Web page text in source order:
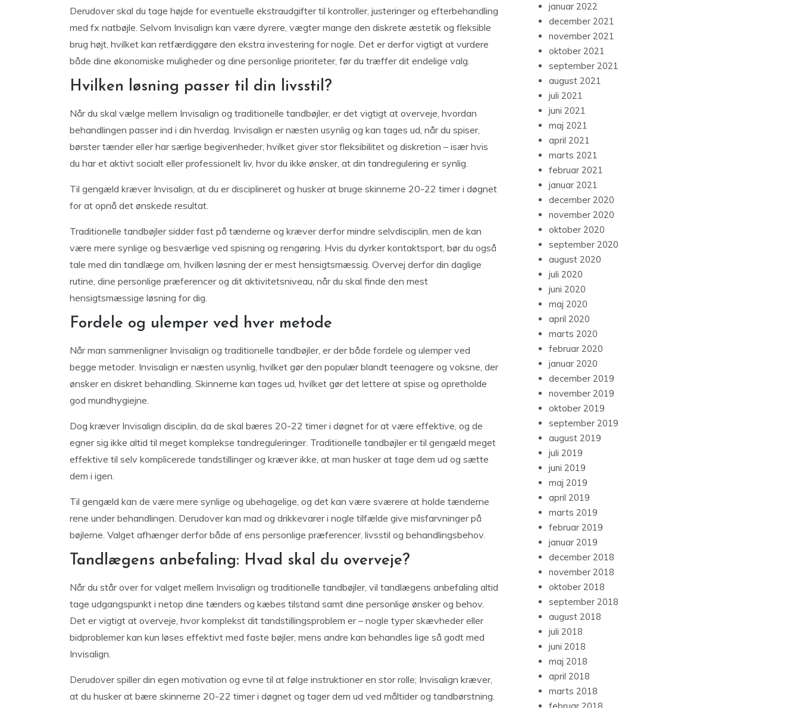
Derudover skal du tage højde for eventuelle ekstraudgifter til kontroller, justeringer og efterbehandling
med fx natbøjle. Selvom Invisalign kan være dyrere, vægter mange den diskrete æstetik og fleksible
brug højt, hvilket kan retfærdiggøre den ekstra investering for nogle. Det er derfor vigtigt at vurdere
både dine økonomiske muligheder og dine personlige prioriteter, før du træffer dit endelige valg.
Hvilken løsning passer til din livsstil?
Når du skal vælge mellem Invisalign og traditionelle tandbøjler, er det vigtigt at overveje, hvordan
behandlingen passer ind i din hverdag. Invisalign er næsten usynlig og kan tages ud, når du spiser,
børster tænder eller har særlige begivenheder, hvilket giver stor fleksibilitet og diskretion – især hvis
du har et aktivt socialt eller professionelt liv, hvor du ikke ønsker, at din tandregulering er synlig.
Til gengæld kræver Invisalign, at du er disciplineret og husker at bruge skinnerne 20-22 timer i døgnet
for at opnå det ønskede resultat.
Traditionelle tandbøjler sidder fast på tænderne og kræver derfor mindre selvdisciplin, men de kan
være mere synlige og besværlige ved spisning og rengøring. Hvis du dyrker kontaktsport, bør du også
tale med din tandlæge om, hvilken løsning der er mest hensigtsmæssig. Overvej derfor din daglige
rutine, dine personlige præferencer og dit aktivitetsniveau, når du skal finde den mest
hensigtsmæssige løsning for dig.
Fordele og ulemper ved hver metode
Når man sammenligner Invisalign og traditionelle tandbøjler, er der både fordele og ulemper ved
begge metoder. Invisalign er næsten usynlig, hvilket gør den populær blandt teenagere og voksne, der
ønsker en diskret behandling. Skinnerne kan tages ud, hvilket gør det lettere at spise og opretholde
god mundhygiejne.
Dog kræver Invisalign disciplin, da de skal bæres 20-22 timer i døgnet for at være effektive, og de
egner sig ikke altid til meget komplekse tandreguleringer. Traditionelle tandbøjler er til gengæld meget
effektive til selv komplicerede tandstillinger og kræver ikke, at man husker at tage dem ud og sætte
dem i igen.
Til gengæld kan de være mere synlige og ubehagelige, og det kan være sværere at holde tænderne
rene under behandlingen. Derudover kan mad og drikkevarer i nogle tilfælde give misfarvninger på
bøjlerne. Valget afhænger derfor både af ens personlige præferencer, livsstil og behandlingsbehov.
Tandlægens anbefaling: Hvad skal du overveje?
Når du står over for valget mellem Invisalign og traditionelle tandbøjler, vil tandlægens anbefaling altid
tage udgangspunkt i netop dine tænders og kæbes tilstand samt dine personlige ønsker og behov.
Det er vigtigt at overveje, hvor komplekst dit tandstillingsproblem er – nogle typer skævheder eller
bidproblemer kan kun løses effektivt med faste bøjler, mens andre kan behandles lige så godt med
Invisalign.
Derudover spiller din egen motivation og evne til at følge instruktioner en stor rolle; Invisalign kræver,
at du husker at bære skinnerne 20-22 timer i døgnet og tager dem ud ved måltider og tandbørstning.
januar 2022
december 2021
november 2021
oktober 2021
september 2021
august 2021
juli 2021
juni 2021
maj 2021
april 2021
marts 2021
februar 2021
januar 2021
december 2020
november 2020
oktober 2020
september 2020
august 2020
juli 2020
juni 2020
maj 2020
april 2020
marts 2020
februar 2020
januar 2020
december 2019
november 2019
oktober 2019
september 2019
august 2019
juli 2019
juni 2019
maj 2019
april 2019
marts 2019
februar 2019
januar 2019
december 2018
november 2018
oktober 2018
september 2018
august 2018
juli 2018
juni 2018
maj 2018
april 2018
marts 2018